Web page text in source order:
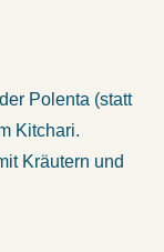
Polenta (statt
Kitchari.
Kräutern und